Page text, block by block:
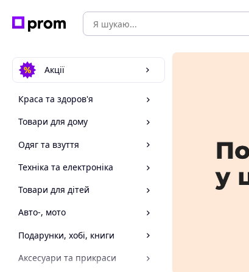
Акції
Краса та здоров'я
Товари для дому
Одяг та взуття
Техніка та електроніка
Товари для дітей
Авто-, мото
Подарунки, хобі, книги
Аксесуари та прикраси